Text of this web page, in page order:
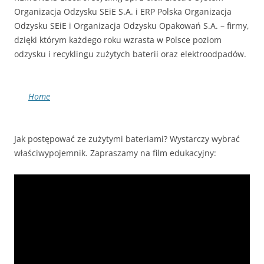
Organizacja Odzysku SEiE S.A. i ERP Polska Organizacja
Odzysku SEiE i Organizacja Odzysku Opakowań S.A. – firmy,
dzięki którym każdego roku wzrasta w Polsce poziom
odzysku i recyklingu zużytych baterii oraz elektroodpadów.
Home
Jak postępować ze zużytymi bateriami? Wystarczy wybrać
właściwypojemnik. Zapraszamy na film edukacyjny: